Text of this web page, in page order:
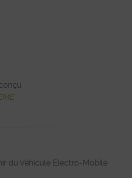
du Véhicule Electro-Mobile